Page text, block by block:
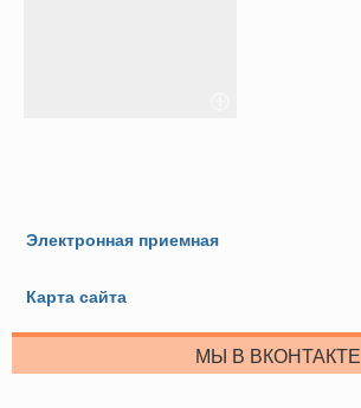
Электронная приемная
Карта сайта
МЫ В ВКОНТАКТЕ